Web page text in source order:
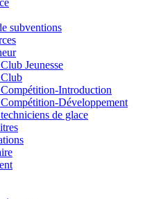
subventions
Jeunesse
Introduction
Développement
de glace